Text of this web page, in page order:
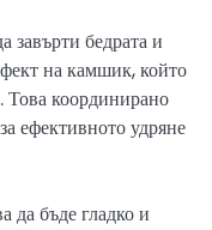
завърти бедрата и
на камшик, който
Това координирано
ефективното удряне
да бъде гладко и